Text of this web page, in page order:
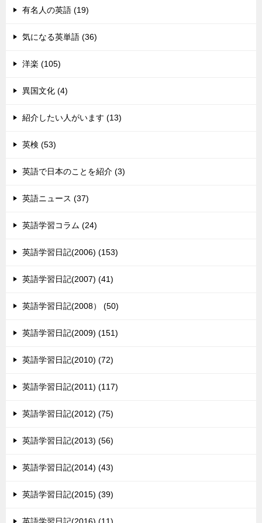
有名人の英語 (19)
気になる英単語 (36)
洋楽 (105)
異国文化 (4)
紹介したい人がいます (13)
英検 (53)
英語で日本のことを紹介 (3)
英語ニュース (37)
英語学習コラム (24)
英語学習日記(2006) (153)
英語学習日記(2007) (41)
英語学習日記(2008） (50)
英語学習日記(2009) (151)
英語学習日記(2010) (72)
英語学習日記(2011) (117)
英語学習日記(2012) (75)
英語学習日記(2013) (56)
英語学習日記(2014) (43)
英語学習日記(2015) (39)